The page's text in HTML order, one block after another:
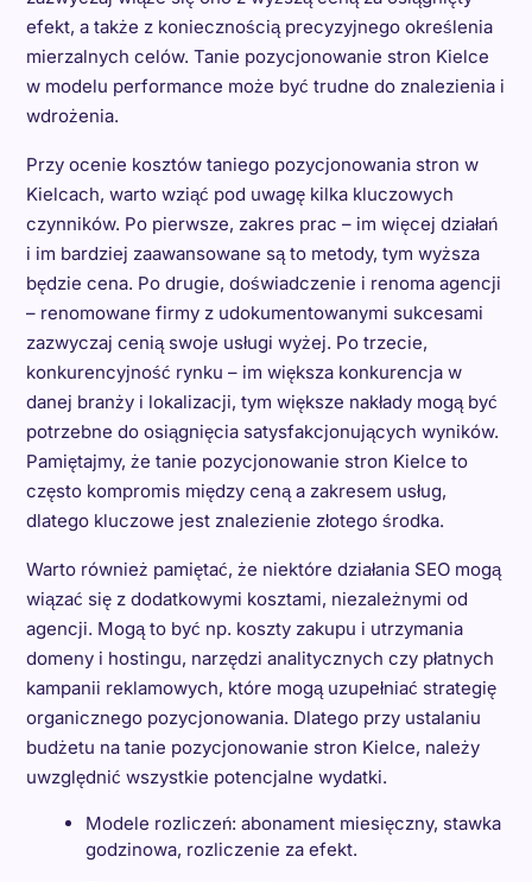
efekt, a także z koniecznością precyzyjnego określenia
mierzalnych celów. Tanie pozycjonowanie stron Kielce
w modelu performance może być trudne do znalezienia i
wdrożenia.
Przy ocenie kosztów taniego pozycjonowania stron w
Kielcach, warto wziąć pod uwagę kilka kluczowych
czynników. Po pierwsze, zakres prac – im więcej działań
i im bardziej zaawansowane są to metody, tym wyższa
będzie cena. Po drugie, doświadczenie i renoma agencji
– renomowane firmy z udokumentowanymi sukcesami
zazwyczaj cenią swoje usługi wyżej. Po trzecie,
konkurencyjność rynku – im większa konkurencja w
danej branży i lokalizacji, tym większe nakłady mogą być
potrzebne do osiągnięcia satysfakcjonujących wyników.
Pamiętajmy, że tanie pozycjonowanie stron Kielce to
często kompromis między ceną a zakresem usług,
dlatego kluczowe jest znalezienie złotego środka.
Warto również pamiętać, że niektóre działania SEO mogą
wiązać się z dodatkowymi kosztami, niezależnymi od
agencji. Mogą to być np. koszty zakupu i utrzymania
domeny i hostingu, narzędzi analitycznych czy płatnych
kampanii reklamowych, które mogą uzupełniać strategię
organicznego pozycjonowania. Dlatego przy ustalaniu
budżetu na tanie pozycjonowanie stron Kielce, należy
uwzględnić wszystkie potencjalne wydatki.
Modele rozliczeń: abonament miesięczny, stawka
godzinowa, rozliczenie za efekt.